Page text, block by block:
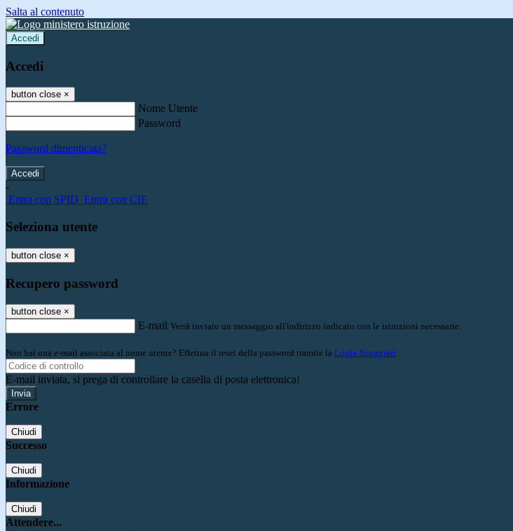
Salta al contenuto
Accedi
Accedi
button close ×
Nome Utente
Password
Password dimenticata?
-
Entra con SPID Entra con CIE
Seleziona utente
button close ×
Recupero password
button close ×
E-mail Verrà inviato un messaggio all'indirizzo indicato con le istruzioni necessarie.
Non hai una e-mail associata al nome utente? Effettua il reset della password tramite la Login Spaggiari
E-mail inviata, si prega di controllare la casella di posta elettronica!
Errore
Chiudi
Successo
Chiudi
Informazione
Chiudi
Attendere...